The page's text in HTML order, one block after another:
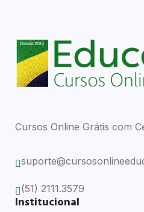
Cursos Online Grátis com
(51) 2111.3579
Institucional